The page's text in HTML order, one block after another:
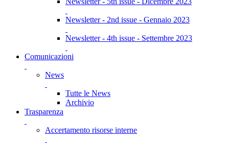
Newsletter - 2nd issue - Gennaio 2023
Newsletter - 4th issue - Settembre 2023
Comunicazioni
News
Tutte le News
Archivio
Trasparenza
Accertamento risorse interne